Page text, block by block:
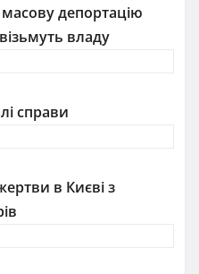
депортацію
владу
справи
в Києві з